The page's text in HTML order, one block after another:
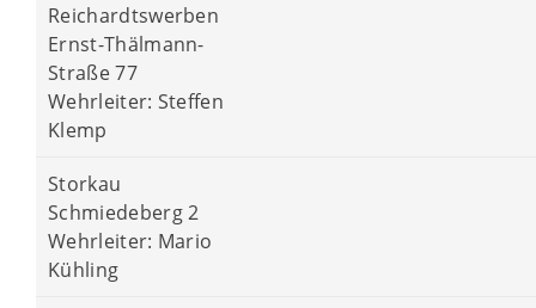
Reichardtswerben
Ernst-Thälmann-
Straße 77
Wehrleiter: Steffen
Klemp
Storkau
Schmiedeberg 2
Wehrleiter: Mario
Kühling